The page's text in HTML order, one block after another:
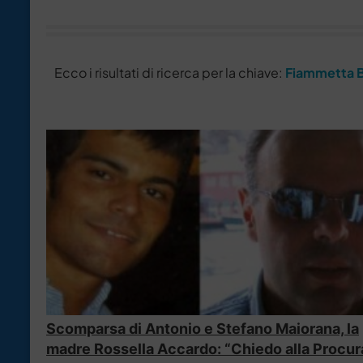
Ecco i risultati di ricerca per la chiave: Fiammetta
Scomparsa di Antonio e Stefano Maiorana, la
madre Rossella Accardo: “Chiedo alla